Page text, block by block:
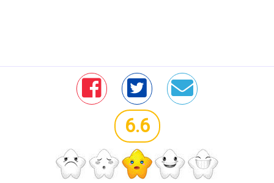
6.6